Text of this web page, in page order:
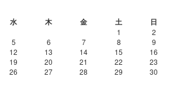
水 木 金 土 日
1
2
5 6 7 8
9
12 13 14 15
16
19 20 21 22
23
26 27 28 29
30